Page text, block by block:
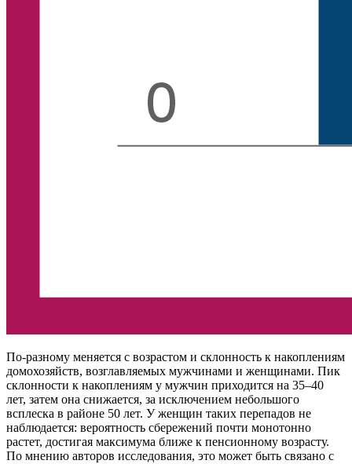
По-разному меняется с возрастом и склонность к накоплениям
домохозяйств, возглавляемых мужчинами и женщинами. Пик
склонности к накоплениям у мужчин приходится на 35–40
лет, затем она снижается, за исключением небольшого
всплеска в районе 50 лет. У женщин таких перепадов не
наблюдается: вероятность сбережений почти монотонно
растет, достигая максимума ближе к пенсионному возрасту.
По мнению авторов исследования, это может быть связано с